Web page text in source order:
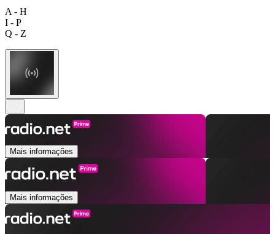
A - H
I - P
Q - Z
Mais informações
Mais informações